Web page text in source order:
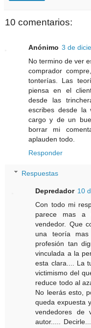
10 comentarios:
Anónimo 3 de
No termino de ver
comprador
tonterías. Las
piensa en el
desde las
escribes desde
cargo y de un
borrar mi
aplauden todo.
Responder
Respuestas
Depredador 10
Con todo mi
parece mas a
vendedor. Que
una teoría
profesión tan
vinculada a la
esta clara.... La
victimismo del
reduce todo al
No leerás esto,
queda expuesta
vendedores de
autor.....